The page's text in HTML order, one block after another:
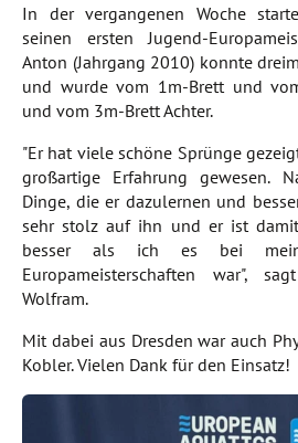
In der vergangenen Woche
seinen ersten Jugend-
Anton (Jahrgang 2010) konnte
und wurde vom 1m-Brett und
und vom 3m-Brett Achter.
"Er hat viele schöne Sprünge
großartige Erfahrung gewesen.
Dinge, die er dazulernen und
sehr stolz auf ihn und er ist
besser als ich es bei
Europameisterschaften war",
Wolfram.
Mit dabei aus Dresden war auch
Kobler. Vielen Dank für den Einsatz!